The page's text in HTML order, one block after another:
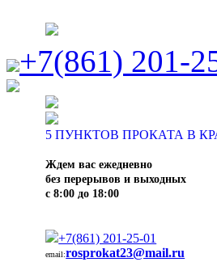
+7(861) 201-
5 ПУНКТОВ ПРОКАТА В
Ждем вас ежедневно
без перерывов и выходных
с 8:00 до 18:00
+7(861) 201-25-01
email:rosprokat23@mail.ru